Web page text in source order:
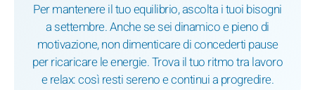
Per mantenere il tuo equilibrio, ascolta i tuoi bisogni
a settembre. Anche se sei dinamico e pieno di
motivazione, non dimenticare di concederti pause
per ricaricare le energie. Trova il tuo ritmo tra lavoro
e relax: così resti sereno e continui a progredire.